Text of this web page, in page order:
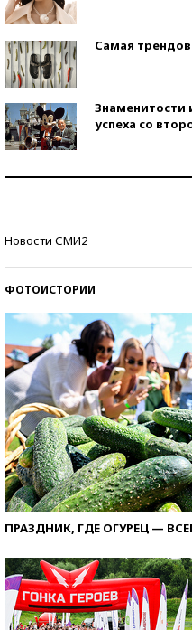
Самая
Знаменитости
успеха со
Новости СМИ2
ФОТОИСТОРИИ
ПРАЗДНИК, ГДЕ ОГУРЕЦ —